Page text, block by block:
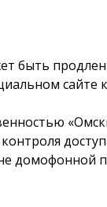
быть
сайте
домофонной